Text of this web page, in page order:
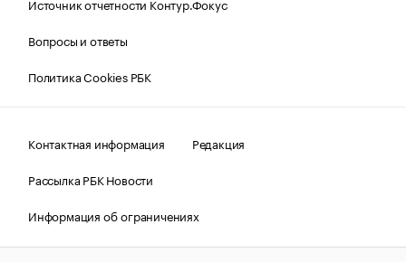
Источник отчетности Контур.Фокус
Вопросы и ответы
Политика Cookies РБК
Контактная информация
Редакция
Рассылка РБК Новости
Информация об ограничениях
Правовая информация
О соблюдении авторских прав